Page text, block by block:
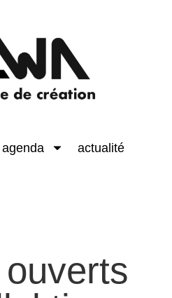
agenda actualité